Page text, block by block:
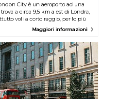
City è un aeroporto ad una
a circa 9,5 km a est di Londra,
voli a corto raggio, per lo più
si trova sulla Docklands
collega alla rete della
Londra alle fermate di Canning
Bank e utilizza le stesse tariffe
Anche gli autobus servono
numeri 473 e 474 che forniscono
con altre destinazione dell' East
parcheggi dell'aeroporto
di un taxi.
Maggiori informazioni